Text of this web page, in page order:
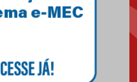
04.08.2026